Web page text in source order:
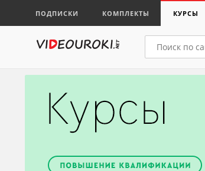
ПОДПИСКИ КОМПЛЕКТЫ КУРСЫ